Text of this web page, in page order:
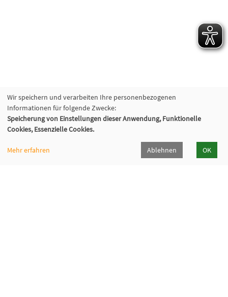
Wir speichern und verarbeiten Ihre personenbezogenen
Informationen für folgende Zwecke:
Speicherung von Einstellungen dieser Anwendung, Funktionelle
Cookies, Essenzielle Cookies.
Mehr erfahren Ablehnen OK